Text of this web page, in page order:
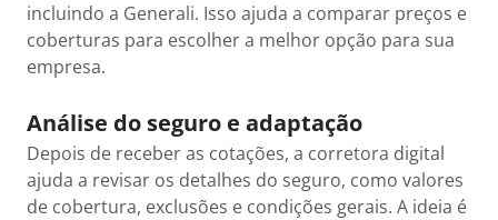
incluindo a Generali. Isso ajuda a comparar preços e
coberturas para escolher a melhor opção para sua
empresa.
Análise do seguro e adaptação
Depois de receber as cotações, a corretora digital
ajuda a revisar os detalhes do seguro, como valores
de cobertura, exclusões e condições gerais. A ideia é